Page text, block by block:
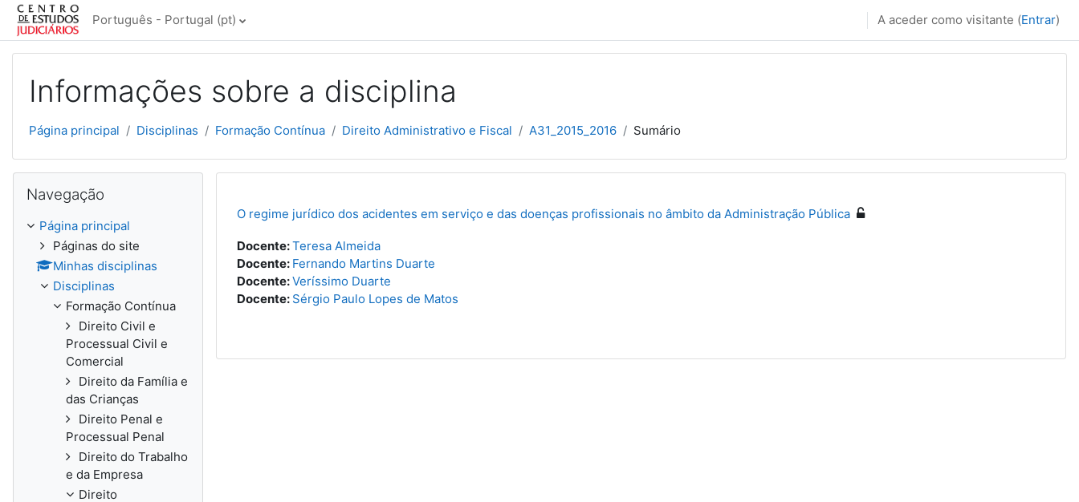
Ir para o conteúdo principal
Português - Portugal ‎(pt)‎ A aceder como visitante (Entrar)
Informações sobre a disciplina
Página principal Disciplinas Formação Contínua Direito Administrativo e Fiscal A31_2015_2016 Sumário
O regime jurídico dos acidentes em serviço e das doenças profissionais no âmbito da Administração Pública
Docente:Teresa Almeida
Docente: Fernando Martins Duarte
Docente:Veríssimo Duarte
Docente: Sérgio Paulo Lopes de Matos
Navegação
Página principal
Páginas do site
Minhas disciplinas
Disciplinas
Formação Contínua
Direito Civil e
Processual Civil e
Comercial
Direito da Família e
das Crianças
Direito Penal e
Processual Penal
Direito do Trabalho
e da Empresa
Direito